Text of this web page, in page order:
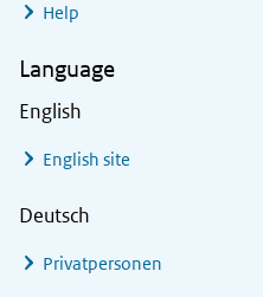
Help
Language
English
English site
Deutsch
Privatpersonen